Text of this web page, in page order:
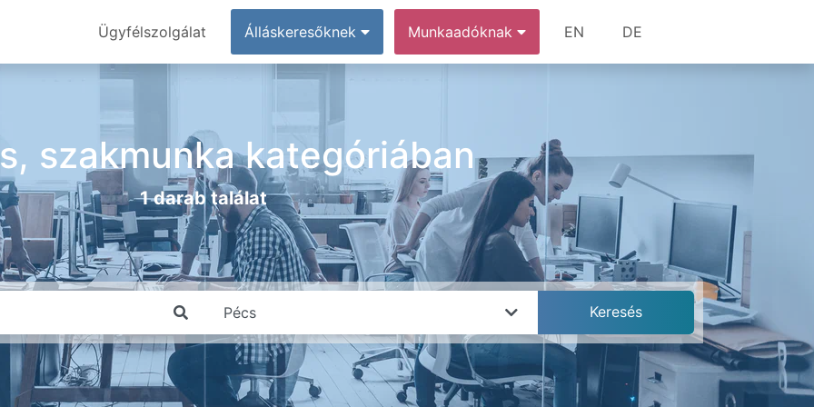
Ügyfélszolgálat Álláskeresőknek Munkaadóknak EN DE
szakmunka kategóriában
1 darab találat